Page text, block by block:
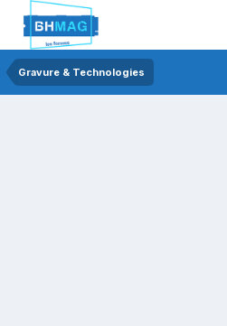
Gravure & Technologies